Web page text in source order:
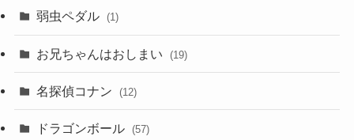
弱虫ペダル (1)
お兄ちゃんはおしまい (19)
名探偵コナン (12)
ドラゴンボール (57)